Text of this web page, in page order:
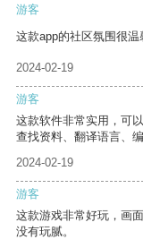
游客
这款app的社区氛围很温
2024-02-19
游客
这款软件非常实用，可
查找资料、翻译语言、编
2024-02-19
游客
这款游戏非常好玩，画
没有玩腻。